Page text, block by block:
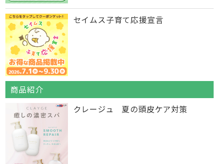
セイムス子育て応援宣言
商品紹介
クレージュ 夏の頭皮ケア対策